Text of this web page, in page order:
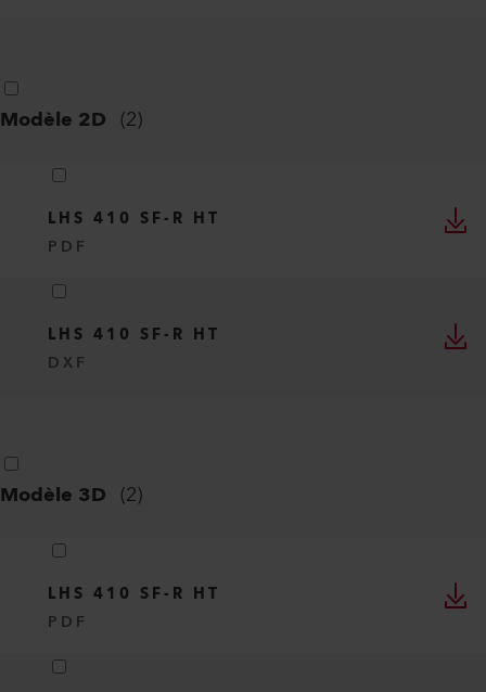
Modèle 2D (2)
LHS 410 SF-R HT
PDF
LHS 410 SF-R HT
DXF
Modèle 3D (2)
LHS 410 SF-R HT
PDF